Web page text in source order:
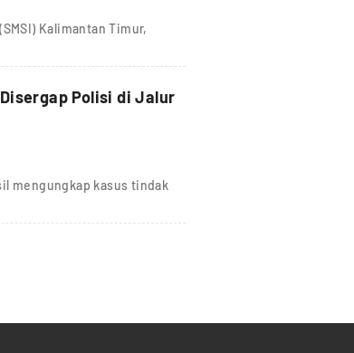
Kalimantan Timur,
Polisi di Jalur
mengungkap kasus tindak